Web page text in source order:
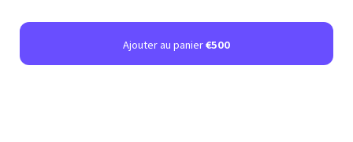
Ajouter au panier€500